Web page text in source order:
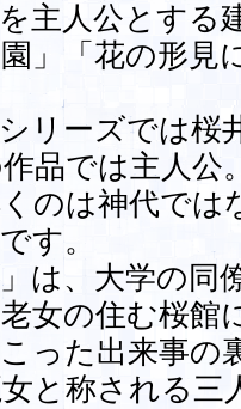
主人公とする
」「花の形見
ーズでは桜
品では主人公
のは神代では
す。
は、大学の同
女の住む桜館
った出来事
と称される